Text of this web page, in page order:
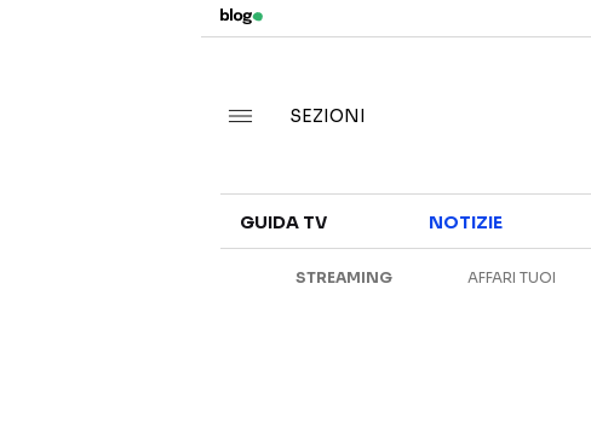
SEZIONI
GUIDA TV NOTIZIE
STREAMING AFFARI TUOI